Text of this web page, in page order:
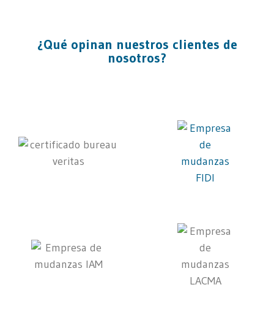
¿Qué opinan nuestros clientes de
nosotros?